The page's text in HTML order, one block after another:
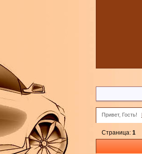
Привет, Гость!
Страница:1